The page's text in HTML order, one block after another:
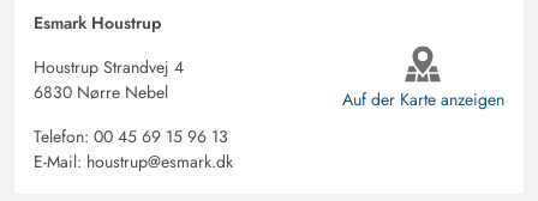
Esmark Houstrup
Houstrup Strandvej 4
6830 Nørre Nebel
Telefon: 00 45 69 15 96 13
E-Mail: houstrup@esmark.dk
Auf der Karte anzeigen